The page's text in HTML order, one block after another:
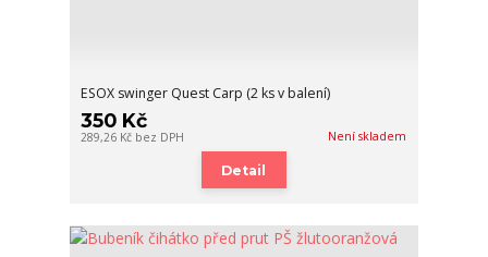
ESOX swinger Quest Carp (2 ks v balení)
350 Kč
289,26 Kč bez DPH Není skladem
Detail